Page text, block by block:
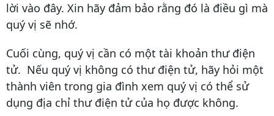
lời vào đây. Xin hãy đảm bảo rằng đó là điều gì mà
quý vị sẽ nhớ.
Cuối cùng, quý vị cần có một tài khoản thư điện
tử. Nếu quý vị không có thư điện tử, hãy hỏi một
thành viên trong gia đình xem quý vị có thể sử
dụng địa chỉ thư điện tử của họ được không.